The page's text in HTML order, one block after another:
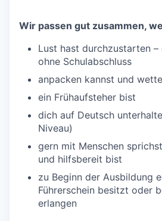
Wir passen gut zusammen,
Lust hast durchzustarten
ohne Schulabschluss
anpacken kannst und
ein Frühaufsteher bist
dich auf Deutsch
Niveau)
gern mit Menschen
und hilfsbereit bist
zu Beginn der Ausbildung
Führerschein besitzt oder
erlangen